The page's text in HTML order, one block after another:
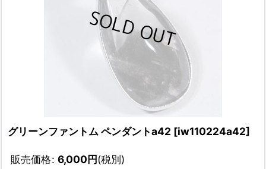
グリーンファントム ペンダントa42 [iw110224a42]
販売価格: 6,000円(税別)